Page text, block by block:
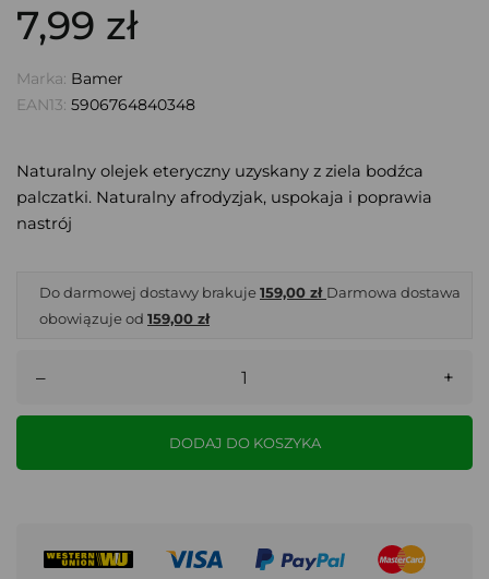
7,99 zł
Marka: Bamer
EAN13: 5906764840348
Naturalny olejek eteryczny uzyskany z ziela bodźca
palczatki. Naturalny afrodyzjak, uspokaja i poprawia
nastrój
Do darmowej dostawy brakuje 159,00 zł Darmowa dostawa
obowiązuje od 159,00 zł
– +
DODAJ DO KOSZYKA